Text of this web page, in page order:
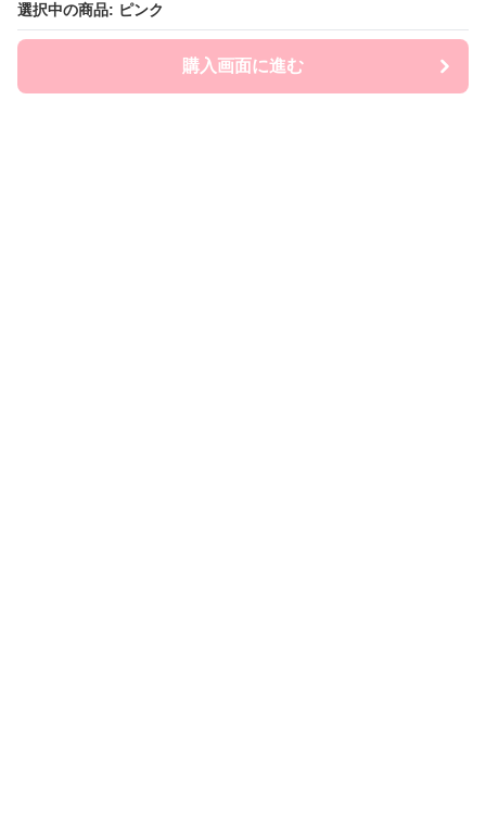
選択中の商品: ピンク
購入画面に進む
選択中の商品: ピンク
購入画面に進む